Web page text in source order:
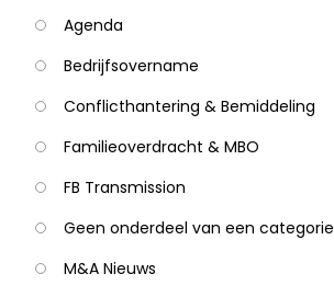
Agenda
Bedrijfsovername
Conflicthantering & Bemiddeling
Familieoverdracht & MBO
FB Transmission
Geen onderdeel van een categorie
M&A Nieuws